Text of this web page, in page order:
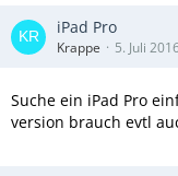
iPad Pro
Krappe 5. Juli
Suche ein iPad Pro
version brauch evtl